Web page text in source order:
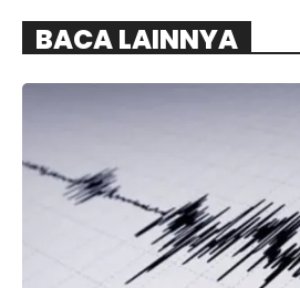
BACA LAINNYA